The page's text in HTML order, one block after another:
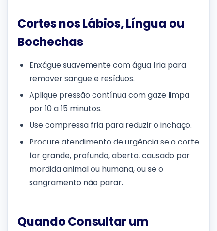
Cortes nos Lábios, Língua ou
Bochechas
Enxágue suavemente com água fria para
remover sangue e resíduos.
Aplique pressão contínua com gaze limpa
por 10 a 15 minutos.
Use compressa fria para reduzir o inchaço.
Procure atendimento de urgência se o corte
for grande, profundo, aberto, causado por
mordida animal ou humana, ou se o
sangramento não parar.
Quando Consultar um